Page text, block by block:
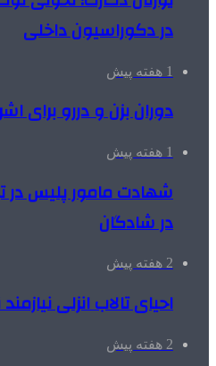
در دکوراسیون داخلی
1 هفته پیش
دوران بزن و دررو برای
1 هفته پیش
شهادت مامور پلیس در
در شادگان
2 هفته پیش
احیای تالاب انزلی
2 هفته پیش